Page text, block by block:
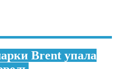
Brent упала